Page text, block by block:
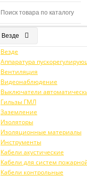
Везде
Везде
Аппаратура
Вентиляция
Видеонаблюдение
Выключатели
Гильзы ГМЛ
Заземление
Изоляторы
Изоляционные материалы
Инструменты
Кабели акустические
Кабели для систем
Кабели контрольные